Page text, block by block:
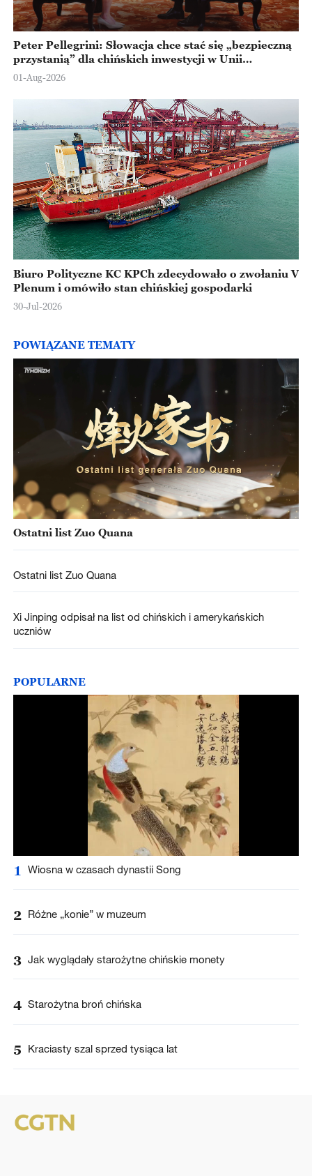
Peter Pellegrini: Słowacja chce stać się „bezpieczną
przystanią” dla chińskich inwestycji w Unii
Europejskiej
01-Aug-2026
Biuro Polityczne KC KPCh zdecydowało o zwołaniu V
Plenum i omówiło stan chińskiej gospodarki
30-Jul-2026
POWIĄZANE TEMATY
Ostatni list Zuo Quana
Ostatni list Zuo Quana
Xi Jinping odpisał na list od chińskich i amerykańskich
uczniów
POPULARNE
1 Wiosna w czasach dynastii Song
2 Różne „konie” w muzeum
3 Jak wyglądały starożytne chińskie monety
4 Starożytna broń chińska
5 Kraciasty szal sprzed tysiąca lat